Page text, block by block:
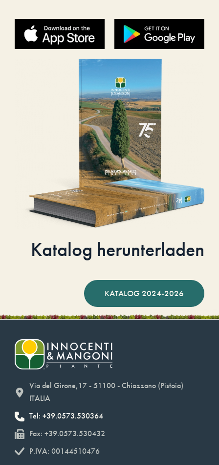
Katalog herunterladen
KATALOG 2024-2026
Via del Girone,17 - 51100 - Chiazzano (Pistoia)
ITALIA
Tel: +39.0573.530364
Fax: +39.0573.530432
P.IVA: 00144510476